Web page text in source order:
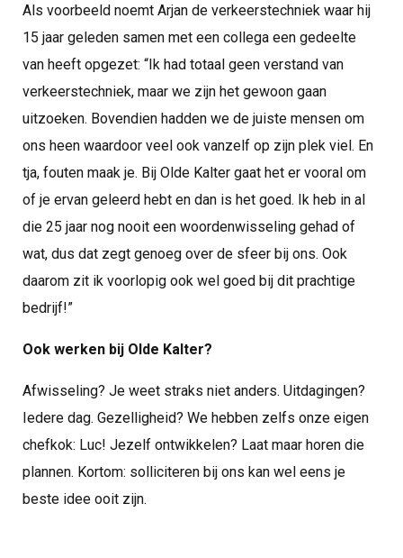
Als voorbeeld noemt Arjan de verkeerstechniek waar hij
15 jaar geleden samen met een collega een gedeelte
van heeft opgezet: “Ik had totaal geen verstand van
verkeerstechniek, maar we zijn het gewoon gaan
uitzoeken. Bovendien hadden we de juiste mensen om
ons heen waardoor veel ook vanzelf op zijn plek viel. En
tja, fouten maak je. Bij Olde Kalter gaat het er vooral om
of je ervan geleerd hebt en dan is het goed. Ik heb in al
die 25 jaar nog nooit een woordenwisseling gehad of
wat, dus dat zegt genoeg over de sfeer bij ons. Ook
daarom zit ik voorlopig ook wel goed bij dit prachtige
bedrijf!”
Ook werken bij Olde Kalter?
Afwisseling? Je weet straks niet anders. Uitdagingen?
Iedere dag. Gezelligheid? We hebben zelfs onze eigen
chefkok: Luc! Jezelf ontwikkelen? Laat maar horen die
plannen. Kortom: solliciteren bij ons kan wel eens je
beste idee ooit zijn.